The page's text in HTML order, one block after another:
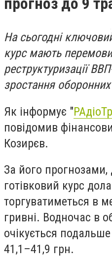
На сьогодні
курс мають
реструктуризації
зростання
Як інформує "
повідомив
Козирєв.
За його прогнозами,
готівковий курс
торгуватиметься в
гривні. Водночас в
очікується
41,1–41,9 грн.